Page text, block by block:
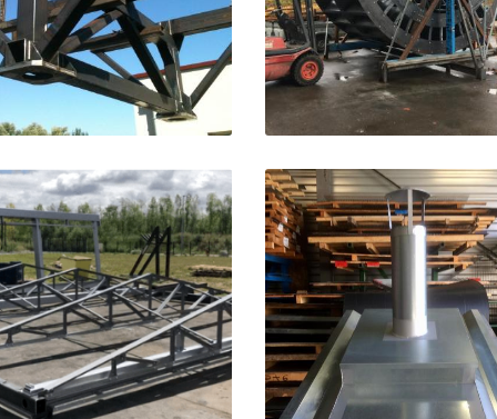

Agrandir la photo

Agrandir la